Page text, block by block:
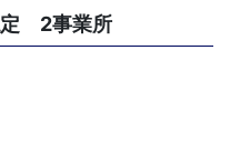
定 2事業所